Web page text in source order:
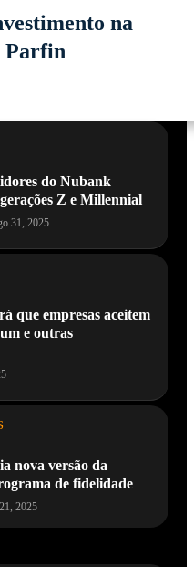
na
Parfin
do Nubank
Z e Millennial
31, 2025
que empresas aceitem
e outras
nova versão da
de fidelidade
2025